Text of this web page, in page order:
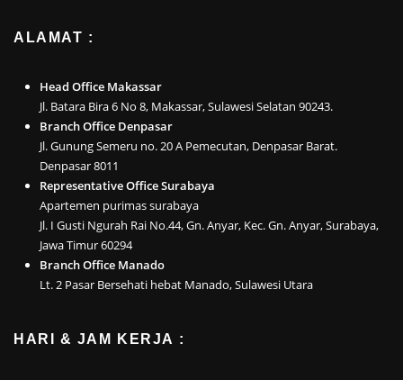
ALAMAT :
Head Office Makassar
Jl. Batara Bira 6 No 8, Makassar, Sulawesi Selatan 90243.
Branch Office Denpasar
Jl. Gunung Semeru no. 20 A Pemecutan, Denpasar Barat.
Denpasar 8011
Representative Office Surabaya
Apartemen purimas surabaya
Jl. I Gusti Ngurah Rai No.44, Gn. Anyar, Kec. Gn. Anyar, Surabaya,
Jawa Timur 60294
Branch Office Manado
Lt. 2 Pasar Bersehati hebat Manado, Sulawesi Utara
HARI & JAM KERJA :